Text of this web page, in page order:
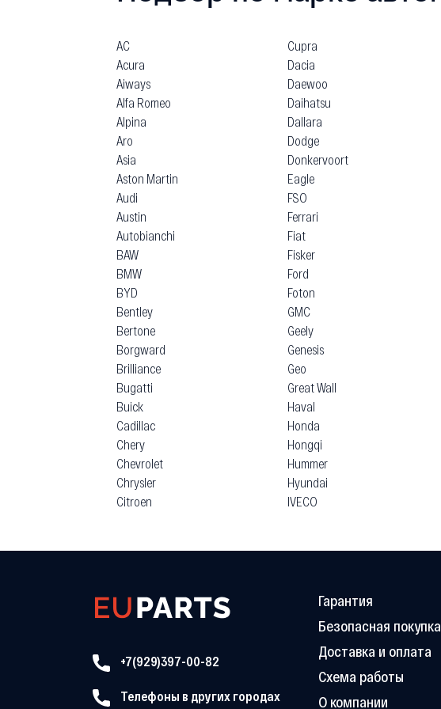
AC
Acura
Aiways
Alfa Romeo
Alpina
Aro
Asia
Aston Martin
Audi
Austin
Autobianchi
BAW
BMW
BYD
Bentley
Bertone
Borgward
Brilliance
Bugatti
Buick
Cadillac
Chery
Chevrolet
Chrysler
Citroen
Cupra
Dacia
Daewoo
Daihatsu
Dallara
Dodge
Donkervoort
Eagle
FSO
Ferrari
Fiat
Fisker
Ford
Foton
GMC
Geely
Genesis
Geo
Great Wall
Haval
Honda
Hongqi
Hummer
Hyundai
IVECO
+7(929)397-00-82
Телефоны в других городах
Гарантия
Безопасная покупка
Доставка и оплата
Схема работы
О компании